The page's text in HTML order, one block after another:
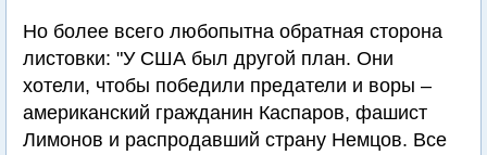
Но более всего любопытна обратная сторона
листовки: "У США был другой план. Они
хотели, чтобы победили предатели и воры –
американский гражданин Каспаров, фашист
Лимонов и распродавший страну Немцов. Все